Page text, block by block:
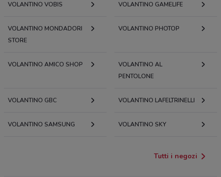
VOLANTINO VOBIS VOLANTINO GAMELIFE
VOLANTINO MONDADORI
STORE
VOLANTINO PHOTOP
VOLANTINO AMICO SHOP
VOLANTINO AL
PENTOLONE
VOLANTINO GBC VOLANTINO LAFELTRINELLI
VOLANTINO SAMSUNG VOLANTINO SKY
Tutti i negozi